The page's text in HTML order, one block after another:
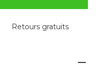
Retours gratuits